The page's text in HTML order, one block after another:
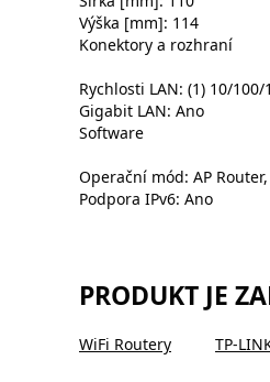
Výška [mm]: 114
Konektory a rozhraní
Rychlosti LAN: (1) 10/
Gigabit LAN: Ano
Software
Operační mód: AP
Podpora IPv6: Ano
PRODUKT JE
WiFi Routery TP-